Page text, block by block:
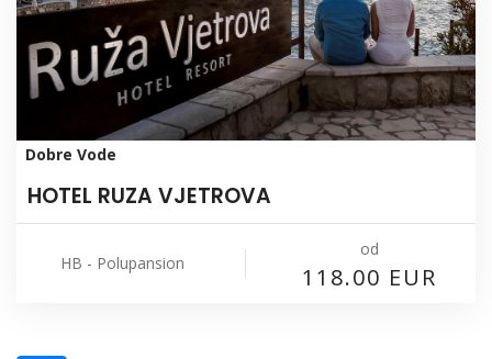
Dobre Vode
HOTEL RUZA VJETROVA
HB - Polupansion
od
118.00 EUR